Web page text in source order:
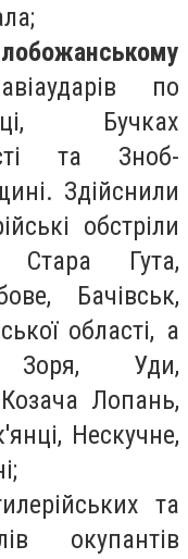
по
Бучках
та Зноб-
Здійснили
обстріли
Стара Гута,
Бачівськ,
області, а
Зоря, Уди,
Лопань,
Нескучне,
та
окупантів